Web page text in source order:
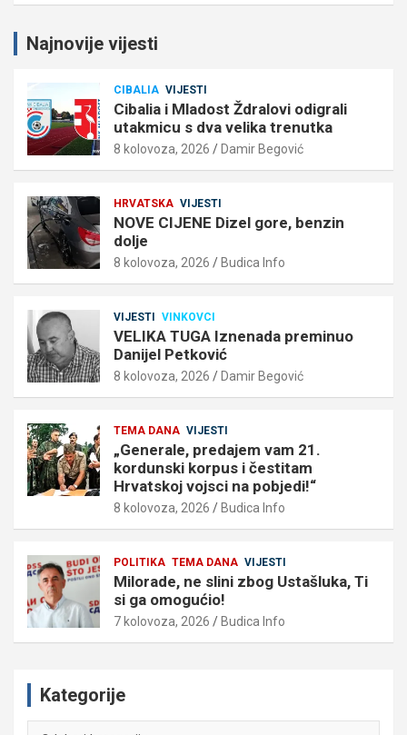
Najnovije vijesti
CIBALIA VIJESTI
Cibalia i Mladost Ždralovi odigrali
utakmicu s dva velika trenutka
8 kolovoza, 2026 Damir Begović
HRVATSKA VIJESTI
NOVE CIJENE Dizel gore, benzin
dolje
8 kolovoza, 2026 Budica Info
VIJESTI VINKOVCI
VELIKA TUGA Iznenada preminuo
Danijel Petković
8 kolovoza, 2026 Damir Begović
TEMA DANA VIJESTI
„Generale, predajem vam 21.
kordunski korpus i čestitam
Hrvatskoj vojsci na pobjedi!“
8 kolovoza, 2026 Budica Info
POLITIKA TEMA DANA VIJESTI
Milorade, ne slini zbog Ustašluka, Ti
si ga omogućio!
7 kolovoza, 2026 Budica Info
Kategorije